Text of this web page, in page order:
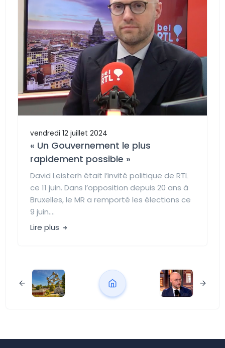
vendredi 12 juillet 2024
« Un Gouvernement le plus
rapidement possible »
David Leisterh était l’invité politique de RTL
ce 11 juin. Dans l’opposition depuis 20 ans à
Bruxelles, le MR a remporté les élections ce
9 juin....
Lire plus